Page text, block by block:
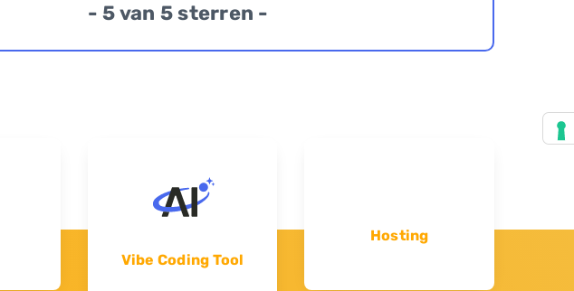
- 5 van 5 sterren -
Vibe Coding Tool
Hosting